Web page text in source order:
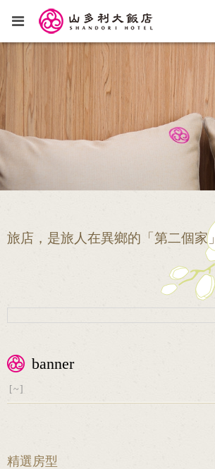
旅店，是旅人在異鄉的「第二個家」
banner
[~]
精選房型